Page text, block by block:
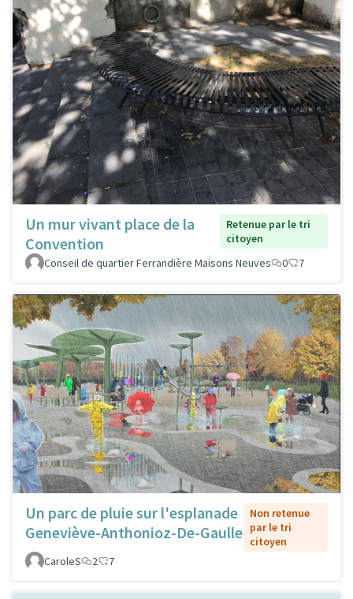
Un mur vivant place de la
Convention
Retenue par le tri
citoyen
Conseil de quartier Ferrandière Maisons Neuves
0 7
Un parc de pluie sur l'esplanade
Geneviève-Anthonioz-De-Gaulle
Non retenue
par le tri
citoyen
CaroleS
2 7